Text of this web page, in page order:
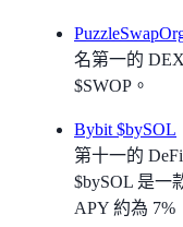
名第一的
$SWOP。
Bybit $bySOL
第十一的
$bySOL 是一
APY 約為 7%